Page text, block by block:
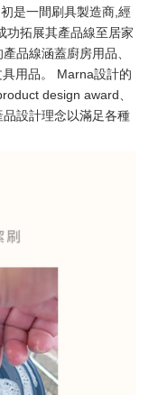
是一間刷具製造商,經
功拓展其產品線至居家
品線涵蓋廚房用品、
用品。 Marna設計的
design award、
設計理念以滿足各種